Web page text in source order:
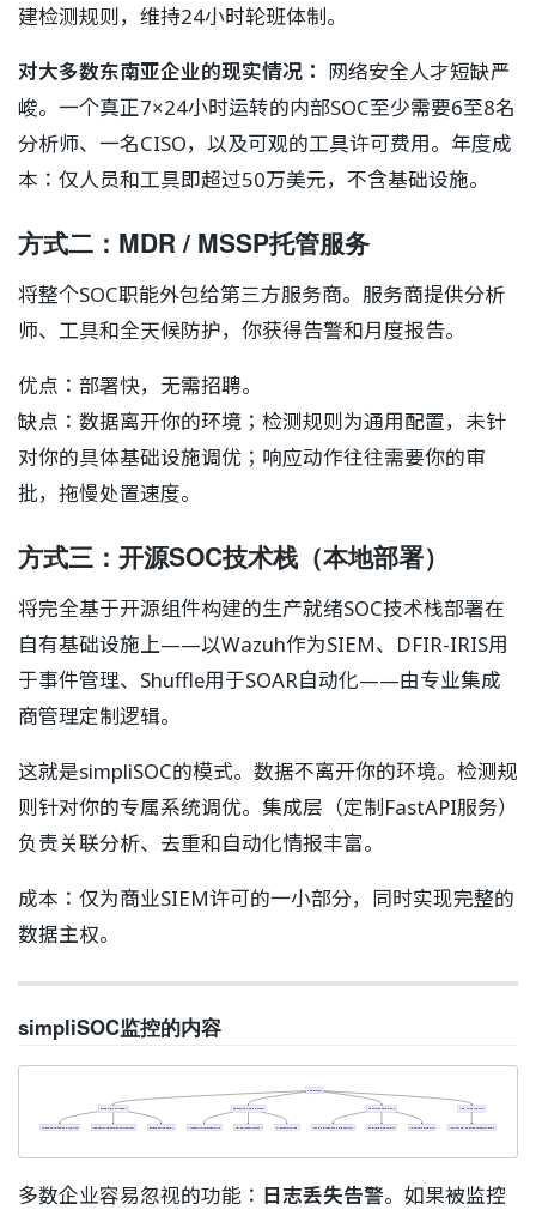
建检测规则，维持24小时轮班体制。
对大多数东南亚企业的现实情况： 网络安全人才短缺严
峻。一个真正7×24小时运转的内部SOC至少需要6至8名
分析师、一名CISO，以及可观的工具许可费用。年度成
本：仅人员和工具即超过50万美元，不含基础设施。
方式二：MDR / MSSP托管服务
将整个SOC职能外包给第三方服务商。服务商提供分析
师、工具和全天候防护，你获得告警和月度报告。
优点：部署快，无需招聘。
缺点：数据离开你的环境；检测规则为通用配置，未针
对你的具体基础设施调优；响应动作往往需要你的审
批，拖慢处置速度。
方式三：开源SOC技术栈（本地部署）
将完全基于开源组件构建的生产就绪SOC技术栈部署在
自有基础设施上——以Wazuh作为SIEM、DFIR-IRIS用
于事件管理、Shuffle用于SOAR自动化——由专业集成
商管理定制逻辑。
这就是simpliSOC的模式。数据不离开你的环境。检测规
则针对你的专属系统调优。集成层（定制FastAPI服务）
负责关联分析、去重和自动化情报丰富。
成本：仅为商业SIEM许可的一小部分，同时实现完整的
数据主权。
simpliSOC监控的内容
simpliSOC
Endpoint Telemetry Network and Perimeter Identity and Access Log-Loss Alerting
多数企业容易忽视的功能： 日志丢失告警。如果被监控